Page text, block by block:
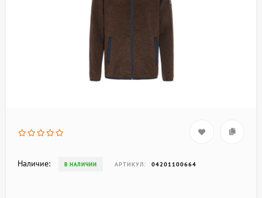
Наличие: В НАЛИЧИИ АРТИКУЛ: 04201100664